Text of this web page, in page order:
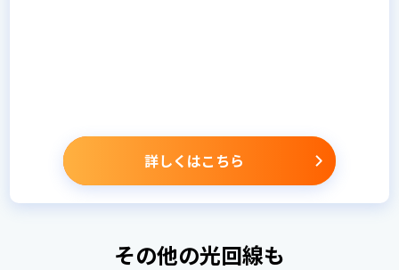
詳しくはこちら
その他の光回線も